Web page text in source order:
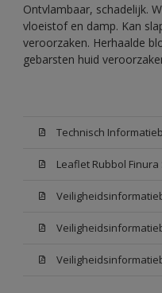
Ontvlambaar, schadelijk.
vloeistof en damp. Kan
veroorzaken. Herhaalde
gebarsten huid
Leaflet Rubbol Finura